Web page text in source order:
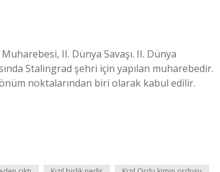
II. Dünya Savaşı. II. Dünya
Stalingrad şehri için yapılan muharebedir.
noktalarından biri olarak kabul edilir.